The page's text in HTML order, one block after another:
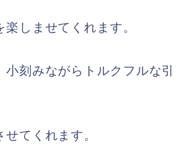
しませてくれます。
刻みながらトルクフルな引
てくれます。